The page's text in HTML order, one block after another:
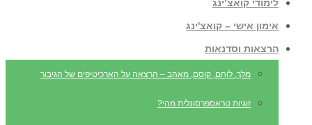
לימודי קואצ’ינג
אימון אישי – קואצ'ינג
הרצאות וסדנאות
מלך, לוחם, קוסם, מאהב – הרצאה על הארכיטיפים של הגיבור
זוגיות טראספרסונלית מהי?